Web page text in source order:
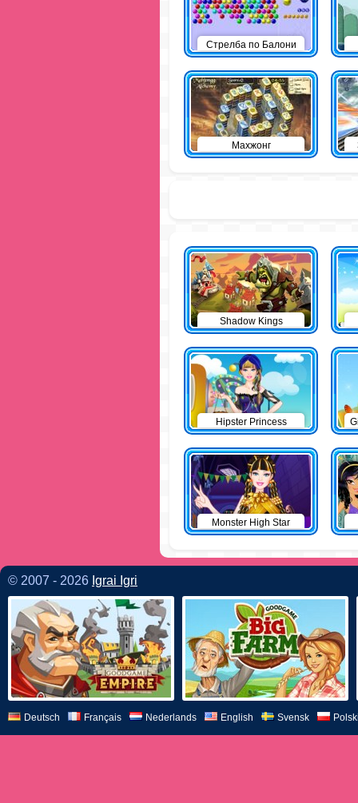
Стрелба по Балони
Махжонг
Shadow Kings
Hipster Princess
Monster High Star
© 2007 - 2026 Igrai Igri
Deutsch Français Nederlands English Svensk